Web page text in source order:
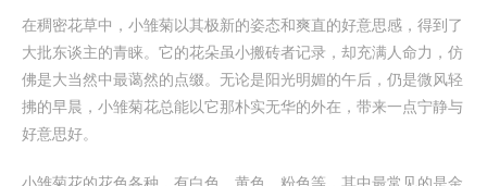
在稠密花草中，小雏菊以其极新的姿态和爽直的好意思感，得到了
大批东谈主的青睐。它的花朵虽小搬砖者记录，却充满人命力，仿
佛是大当然中最蔼然的点缀。无论是阳光明媚的午后，仍是微风轻
拂的早晨，小雏菊花总能以它那朴实无华的外在，带来一点宁静与
好意思好。